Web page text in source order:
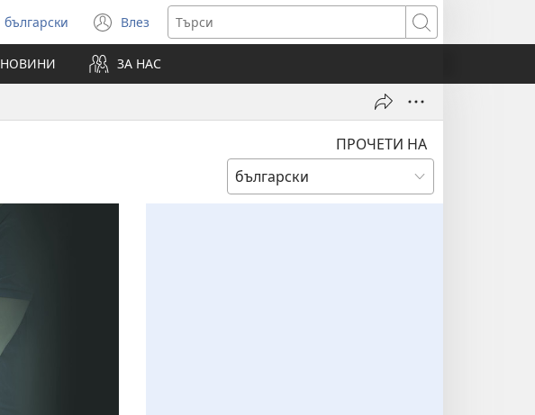
Избери
език
български Влез
(отваря
нов
прозорец)
Търси
НОВИНИ ЗА НАС
ПРОЧЕТИ НА